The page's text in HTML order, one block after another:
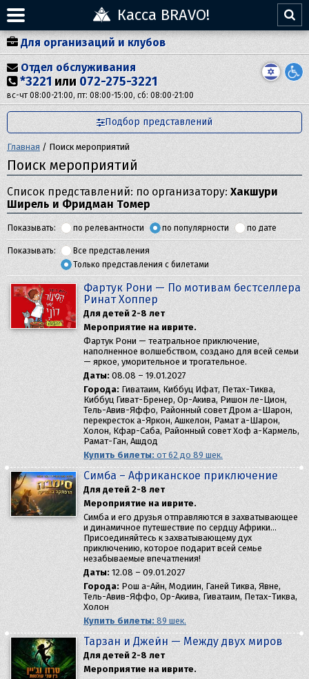
Касса BRAVO!
Для организаций и клубов
Отдел обслуживания
*3221 или 072-275-3221
вс-чт 08:00-21:00, пт: 08:00-15:00, сб: 08:00-21:00
Подбор представлений
Главная / Поиск мероприятий
Поиск мероприятий
Список представлений: по организатору: Хакшури
Ширель и Фридман Томер
Показывать: по релевантности по популярности по дате
Показывать:
Все представления
Только представления с билетами
Фартук Рони — По мотивам бестселлера
Ринат Хоппер
Для детей 2-8 лет
Мероприятие на иврите.
Фартук Рони — театральное приключение,
наполненное волшебством, создано для всей семьи
— яркое, уморительное и трогательное.
Даты: 08.08 – 19.01.2027
Города: Гиватаим, Киббуц Ифат, Петах-Тиква,
Киббуц Гиват-Бренер, Ор-Акива, Ришон ле-Цион,
Тель-Авив-Яффо, Районный совет Дром а-Шарон,
перекресток а-Яркон, Ашкелон, Рамат а-Шарон,
Холон, Кфар-Саба, Районный совет Хоф а-Кармель,
Рамат-Ган, Ашдод
Купить билеты: от 62 до 89 шек.
Симба – Африканское приключение
Для детей 2-8 лет
Мероприятие на иврите.
Симба и его друзья отправляются в захватывающее
и динамичное путешествие по сердцу Африки…
Присоединяйтесь к захватывающему дух
приключению, которое подарит всей семье
незабываемые впечатления!
Даты: 12.08 – 09.01.2027
Города: Рош а-Айн, Модиин, Ганей Тиква, Явне,
Тель-Авив-Яффо, Ор-Акива, Гиватаим, Петах-Тиква,
Холон
Купить билеты: 89 шек.
Тарзан и Джейн — Между двух миров
Для детей 2-8 лет
Мероприятие на иврите.